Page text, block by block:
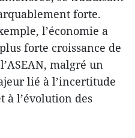
forte.
l’économie a
forte croissance de
malgré un
lié à l’incertitude
à l’évolution des